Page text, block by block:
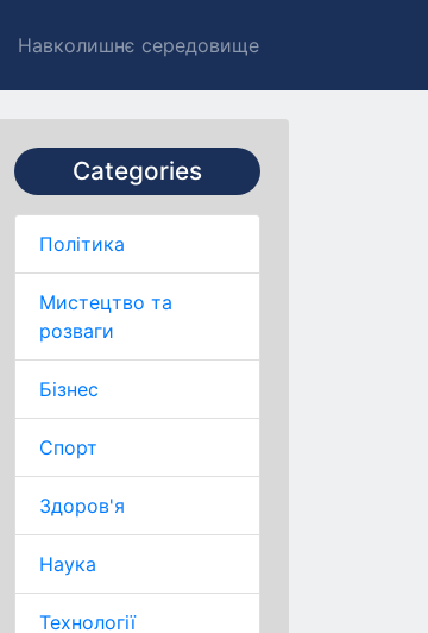
Навколишнє середовище
Categories
Політика
Мистецтво та
розваги
Бізнес
Спорт
Здоров'я
Наука
Технології